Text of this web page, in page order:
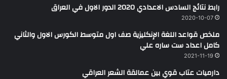
رابط نتائج السادس الاعدادي 2020 الدور الاول في العراق
2020-10-07
ملخص قواعد اللغة الإنكليزية صف اول متوسط الكورس الاول والثاني
كامل اعداد ست ساره علي
2021-11-19
دارميات عتاب قوي بين عمالقة الشعر العراقي